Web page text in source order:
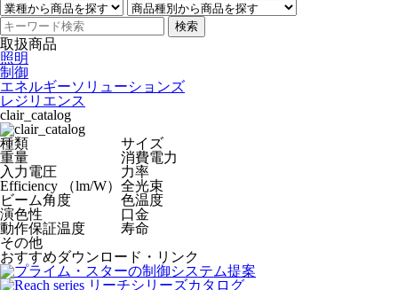
検索
取扱商品
照明
制御
エネルギーソリューションズ
レジリエンス
clair_catalog
種類
サイズ
重量
消費電力
入力電圧
力率
Efficiency （lm/W） 全光束
ビーム角度
色温度
演色性
口金
動作保証温度
寿命
その他
おすすめダウンロード・リンク